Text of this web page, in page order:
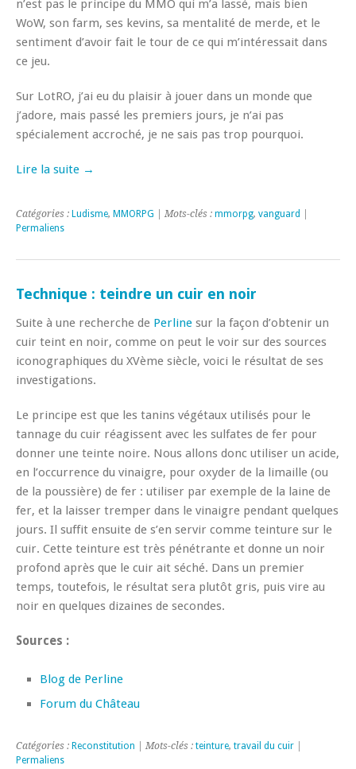
n’est pas le principe du MMO qui m’a lassé, mais bien
WoW, son farm, ses kevins, sa mentalité de merde, et le
sentiment d’avoir fait le tour de ce qui m’intéressait dans
ce jeu.
Sur LotRO, j’ai eu du plaisir à jouer dans un monde que
j’adore, mais passé les premiers jours, je n’ai pas
spécialement accroché, je ne sais pas trop pourquoi.
Lire la suite →
Catégories : Ludisme, MMORPG | Mots-clés : mmorpg, vanguard
Permaliens
Technique : teindre un cuir en noir
Suite à une recherche de Perline sur la façon d’obtenir un
cuir teint en noir, comme on peut le voir sur des sources
iconographiques du XVème siècle, voici le résultat de ses
investigations.
Le principe est que les tanins végétaux utilisés pour le
tannage du cuir réagissent avec les sulfates de fer pour
donner une teinte noire. Nous allons donc utiliser un acide,
en l’occurrence du vinaigre, pour oxyder de la limaille (ou
de la poussière) de fer : utiliser par exemple de la laine de
fer, et la laisser tremper dans le vinaigre pendant quelques
jours. Il suffit ensuite de s’en servir comme teinture sur le
cuir. Cette teinture est très pénétrante et donne un noir
profond après que le cuir ait séché. Dans un premier
temps, toutefois, le résultat sera plutôt gris, puis vire au
noir en quelques dizaines de secondes.
Sources :
Blog de Perline
Forum du Château
Catégories : Reconstitution | Mots-clés : teinture, travail du cuir
Permaliens